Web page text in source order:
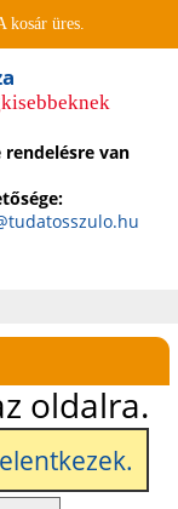
rendelésre van
oldalra.
kosár üres.